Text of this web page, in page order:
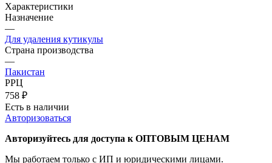
Характеристики
Назначение
—
Для удаления кутикулы
Страна производства
—
Пакистан
РРЦ
758 ₽
Есть в наличии
Авторизоваться
Авторизуйтесь для доступа к ОПТОВЫМ ЦЕНАМ
Мы работаем только с ИП и юридическими лицами.